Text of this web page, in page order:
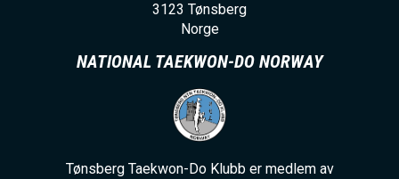
3123 Tønsberg
Norge
NATIONAL TAEKWON-DO NORWAY
Tønsberg Taekwon-Do Klubb er medlem av